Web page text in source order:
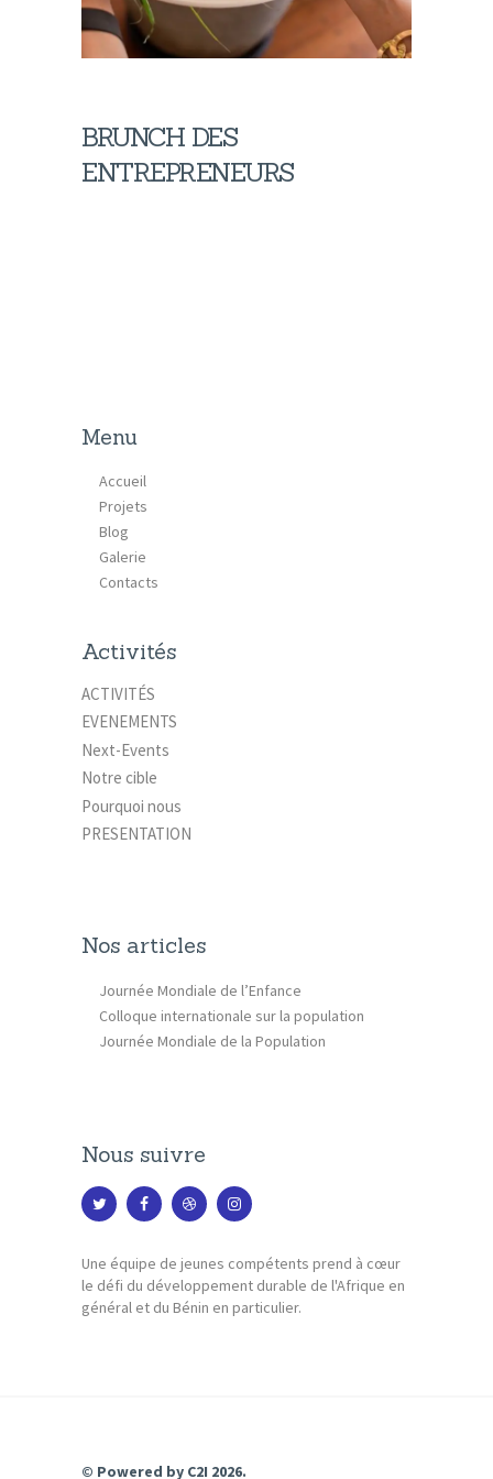
BRUNCH DES
ENTREPRENEURS
Menu
Accueil
Projets
Blog
Galerie
Contacts
Activités
ACTIVITÉS
EVENEMENTS
Next-Events
Notre cible
Pourquoi nous
PRESENTATION
Nos articles
Journée Mondiale de l’Enfance
Colloque internationale sur la population
Journée Mondiale de la Population
Nous suivre
Une équipe de jeunes compétents prend à cœur
le défi du développement durable de l'Afrique en
général et du Bénin en particulier.
© Powered by C2I 2026.